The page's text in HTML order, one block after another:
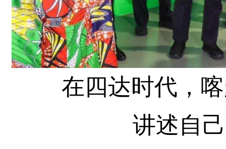
在四达时代，喀
讲述自